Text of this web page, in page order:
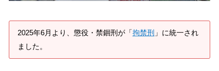
アトムについて
2025年6月より、懲役・禁錮刑が「拘禁刑 」に統一され
ました。